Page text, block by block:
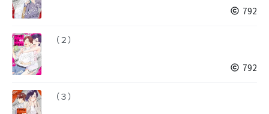
792
（２）
792
（３）